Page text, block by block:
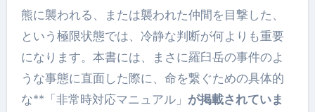
熊に襲われる、または襲われた仲間を目撃した、
という極限状態では、冷静な判断が何よりも重要
になります。本書には、まさに羅臼岳の事件のよ
うな事態に直面した際に、命を繋ぐための具体的
な**「非常時対応マニュアル」 が掲載されていま